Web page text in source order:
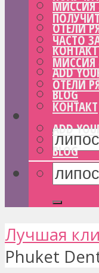
МИССИЯ
ОТЕЛИ
КОНТАКТ
ADD
BLOG
ЧАСТО
МИССИЯ
ОТЕЛИ
КОНТАКТ
ADD
BLOG
Лучшая
Phuket